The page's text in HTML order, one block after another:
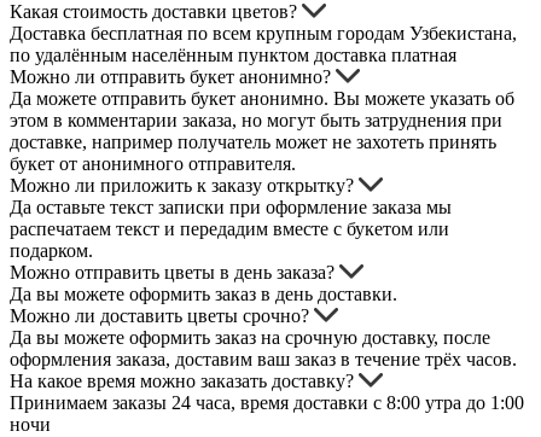
Какая стоимость доставки цветов?
Доставка бесплатная по всем крупным городам Узбекистана,
по удалённым населённым пунктом доставка платная
Можно ли отправить букет анонимно?
Да можете отправить букет анонимно. Вы можете указать об
этом в комментарии заказа, но могут быть затруднения при
доставке, например получатель может не захотеть принять
букет от анонимного отправителя.
Можно ли приложить к заказу открытку?
Да оставьте текст записки при оформление заказа мы
распечатаем текст и передадим вместе с букетом или
подарком.
Можно отправить цветы в день заказа?
Да вы можете оформить заказ в день доставки.
Можно ли доставить цветы срочно?
Да вы можете оформить заказ на срочную доставку, после
оформления заказа, доставим ваш заказ в течение трёх часов.
На какое время можно заказать доставку?
Принимаем заказы 24 часа, время доставки с 8:00 утра до 1:00
ночи